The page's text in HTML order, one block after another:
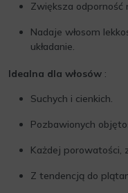
Zwiększa odporność
Nadaje włosom
układanie.
Idealna dla włosów :
Suchych i cienkich.
Pozbawionych
Każdej porowatości,
Z tendencją do